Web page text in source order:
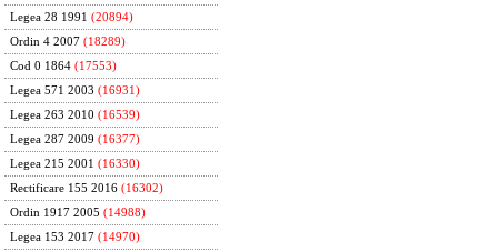
Legea 28 1991 (20894)
Ordin 4 2007 (18289)
Cod 0 1864 (17553)
Legea 571 2003 (16931)
Legea 263 2010 (16539)
Legea 287 2009 (16377)
Legea 215 2001 (16330)
Rectificare 155 2016 (16302)
Ordin 1917 2005 (14988)
Legea 153 2017 (14970)